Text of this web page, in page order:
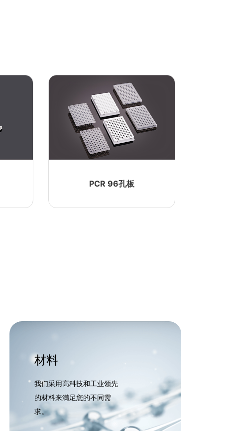
PCR 96孔板
磁棒套
材料
我们采用高科技和工业领先
的材料来满足您的不同需
求。